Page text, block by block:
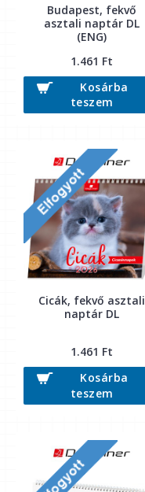
Budapest, fekvő
asztali naptár DL
(ENG)
1.461 Ft
Kosárba
teszem
Cicák, fekvő asztali
naptár DL
1.461 Ft
Kosárba
teszem